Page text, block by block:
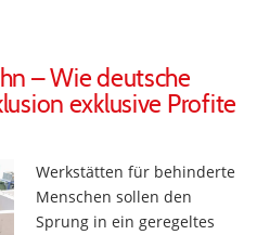
– Wie deutsche
exklusive Profite
Werkstätten für behinderte
Menschen sollen den
Sprung in ein geregeltes